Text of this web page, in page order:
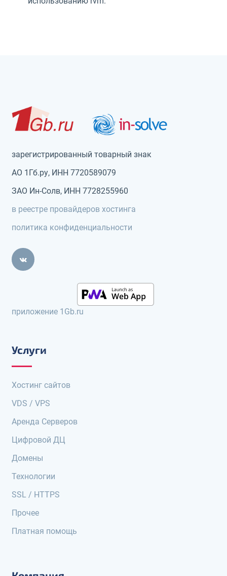
зарегистрированный товарный знак
АО 1Гб.ру, ИНН 7720589079
ЗАО Ин-Солв, ИНН 7728255960
в реестре провайдеров хостинга
политика конфиденциальности
приложение 1Gb.ru
Услуги
Хостинг сайтов
VDS / VPS
Аренда Серверов
Цифровой ДЦ
Домены
Технологии
SSL / HTTPS
Прочее
Платная помощь